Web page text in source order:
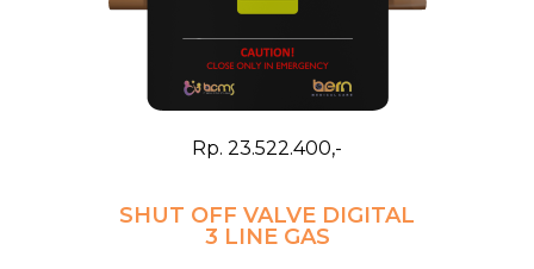
Rp. 23.522.400,-
SHUT OFF VALVE DIGITAL
3 LINE GAS